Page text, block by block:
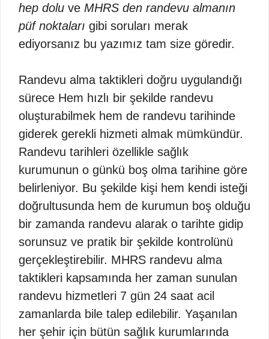
hep dolu ve MHRS den randevu almanın
püf noktaları gibi soruları merak
ediyorsanız bu yazımız tam size göredir.
Randevu alma taktikleri doğru uygulandığı
sürece Hem hızlı bir şekilde randevu
oluşturabilmek hem de randevu tarihinde
giderek gerekli hizmeti almak mümkündür.
Randevu tarihleri özellikle sağlık
kurumunun o günkü boş olma tarihine göre
belirleniyor. Bu şekilde kişi hem kendi isteği
doğrultusunda hem de kurumun boş olduğu
bir zamanda randevu alarak o tarihte gidip
sorunsuz ve pratik bir şekilde kontrolünü
gerçekleştirebilir. MHRS randevu alma
taktikleri kapsamında her zaman sunulan
randevu hizmetleri 7 gün 24 saat acil
zamanlarda bile talep edilebilir. Yaşanılan
her şehir için bütün sağlık kurumlarında